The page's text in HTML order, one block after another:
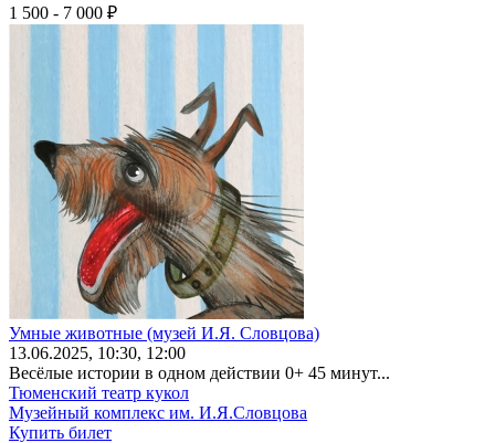
1 500 - 7 000 ₽
Умные животные (музей И.Я. Словцова)
13.06.2025, 10:30, 12:00
Весёлые истории в одном действии 0+ 45 минут...
Тюменский театр кукол
Музейный комплекс им. И.Я.Словцова
Купить билет